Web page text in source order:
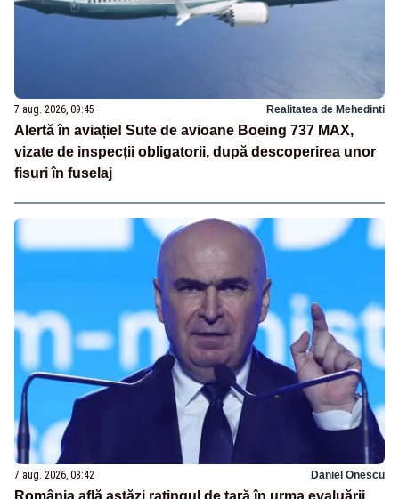
7 aug. 2026, 09:45 Realitatea de Mehedinti
Alertă în aviație! Sute de avioane Boeing 737 MAX,
vizate de inspecții obligatorii, după descoperirea unor
fisuri în fuselaj
7 aug. 2026, 08:42 Daniel Onescu
România află astăzi ratingul de țară în urma evaluării